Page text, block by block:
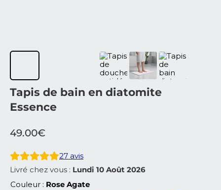
Tapis de bain en diatomite
Essence
49.00€
27 avis
Livré chez vous : Lundi 10 Août 2026
Couleur
Rose Agate